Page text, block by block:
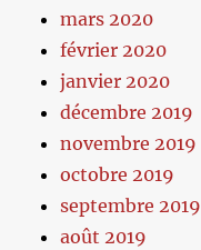
mars 2020
février 2020
janvier 2020
décembre 2019
novembre 2019
octobre 2019
septembre 2019
août 2019